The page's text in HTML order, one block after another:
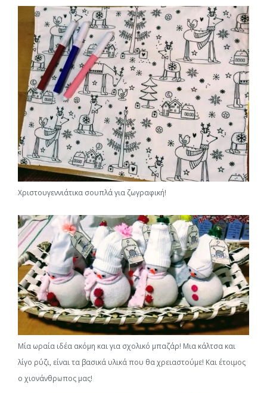
Χριστουγεννιάτικα σουπλά για ζωγραφική!
Μία ωραία ιδέα ακόμη και για σχολικό μπαζάρ! Μια κάλτσα και
λίγο ρύζι, είναι τα βασικά υλικά που θα χρειαστούμε! Και έτοιμος
ο χιονάνθρωπος μας!